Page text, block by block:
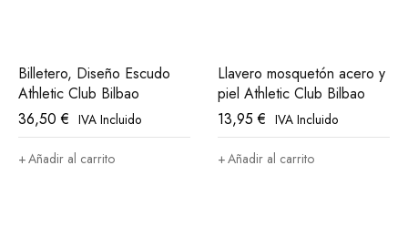
Billetero, Diseño Escudo
Athletic Club Bilbao
36,50€ IVA Incluido
Añadir al carrito
Llavero mosquetón acero y
piel Athletic Club Bilbao
13,95€ IVA Incluido
Añadir al carrito